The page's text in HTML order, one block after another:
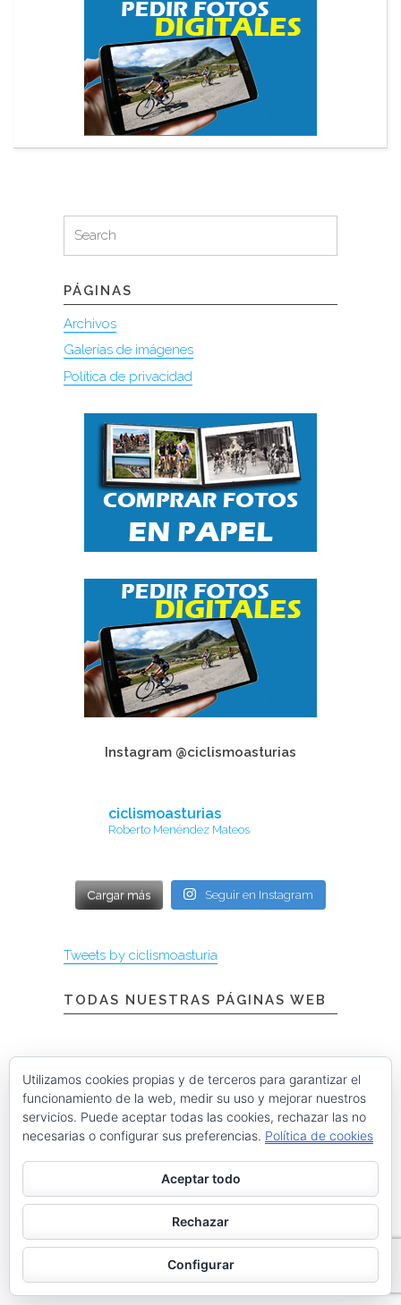
for:
Search
PÁGINAS
Archivos
Galerías de imágenes
Política de privacidad
Instagram @ciclismoasturias
ciclismoasturias
Roberto Menéndez Mateos
Cargar más Seguir en Instagram
Tweets by ciclismoasturia
TODAS NUESTRAS PÁGINAS WEB
Instagram @menendezmoda
menendezmoda
Seguir en Instagram
Contacta con nosotros
Utilizamos cookies propias y de terceros para garantizar el
funcionamiento de la web, medir su uso y mejorar nuestros
servicios. Puede aceptar todas las cookies, rechazar las no
necesarias o configurar sus preferencias. Política de cookies
Aceptar todo
Rechazar
Configurar